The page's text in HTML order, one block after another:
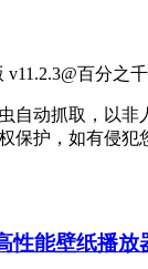
v11.2.3@百分之
自动抓取，以
保护，如有侵
性能壁纸播放